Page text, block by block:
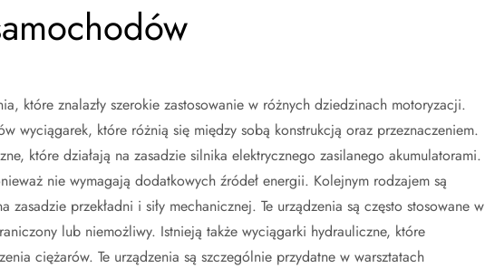
które znalazły szerokie zastosowanie w różnych dziedzinach motoryzacji.
wyciągarek, które różnią się między sobą konstrukcją oraz przeznaczeniem.
które działają na zasadzie silnika elektrycznego zasilanego akumulatorami.
nie wymagają dodatkowych źródeł energii. Kolejnym rodzajem są
zasadzie przekładni i siły mechanicznej. Te urządzenia są często stosowane w
lub niemożliwy. Istnieją także wyciągarki hydrauliczne, które
ciężarów. Te urządzenia są szczególnie przydatne w warsztatach